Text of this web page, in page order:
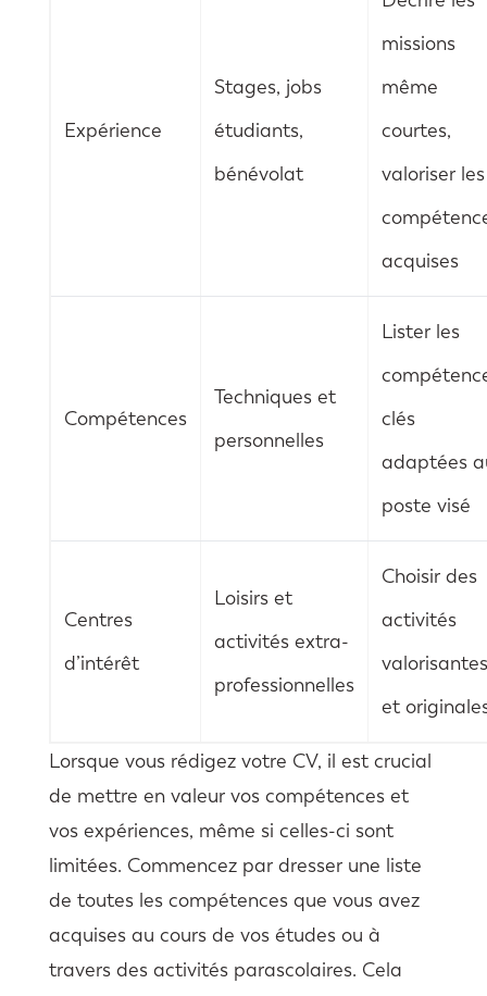
Expérience
Stages, jobs
étudiants,
bénévolat
missions
même
courtes,
valoriser les
acquises
Compétences
Techniques et
personnelles
Lister les
clés
adaptées
poste visé
Centres
d’intérêt
Loisirs et
activités extra-
professionnelles
Choisir des
activités
valorisantes
et
Lorsque vous rédigez votre CV, il est crucial
de mettre en valeur vos compétences et
vos expériences, même si celles-ci sont
limitées. Commencez par dresser une liste
de toutes les compétences que vous avez
acquises au cours de vos études ou à
travers des activités parascolaires. Cela